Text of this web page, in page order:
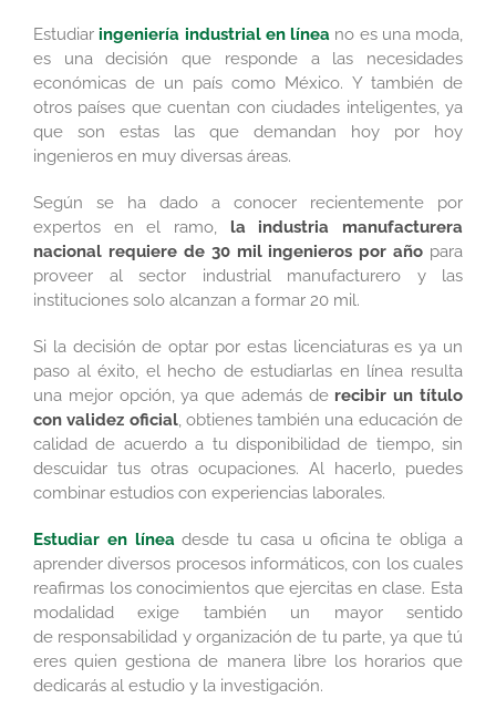
Estudiaringeniería industrial en línea no es una moda,
es una decisión que responde a las necesidades
económicas de un país como México. Y también de
otros países que cuentan con ciudades inteligentes, ya
que son estas las que demandan hoy por hoy
ingenieros en muy diversas áreas.
Según se ha dado a conocer recientemente por
expertos en el ramo, la industria manufacturera
nacional requiere de 30 mil ingenieros por año para
proveer al sector industrial manufacturero y las
instituciones solo alcanzan a formar 20 mil.
Si la decisión de optar por estas licenciaturas es ya un
paso al éxito, el hecho de estudiarlas en línea resulta
una mejor opción, ya que además de recibir un título
con validez oficial, obtienes también una educación de
calidad de acuerdo a tu disponibilidad de tiempo, sin
descuidar tus otras ocupaciones. Al hacerlo, puedes
combinar estudios con experiencias laborales.
Estudiar en líneadesde tu casa u oficina te obliga a
aprender diversos procesos informáticos, con los cuales
reafirmas los conocimientos que ejercitas en clase. Esta
modalidad exige también un mayor sentido
de responsabilidad y organización de tu parte, ya que tú
eres quien gestiona de manera libre los horarios que
dedicarás al estudio y la investigación.